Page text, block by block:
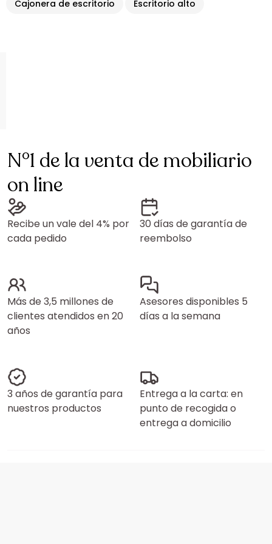
Cajonera de escritorio Escritorio alto
N°1 de la venta de mobiliario
on line
Recibe un vale del 4% por
cada pedido
30 días de garantía de
reembolso
Más de 3,5 millones de
clientes atendidos en 20
años
Asesores disponibles 5
días a la semana
3 años de garantía para
nuestros productos
Entrega a la carta: en
punto de recogida o
entrega a domicilio